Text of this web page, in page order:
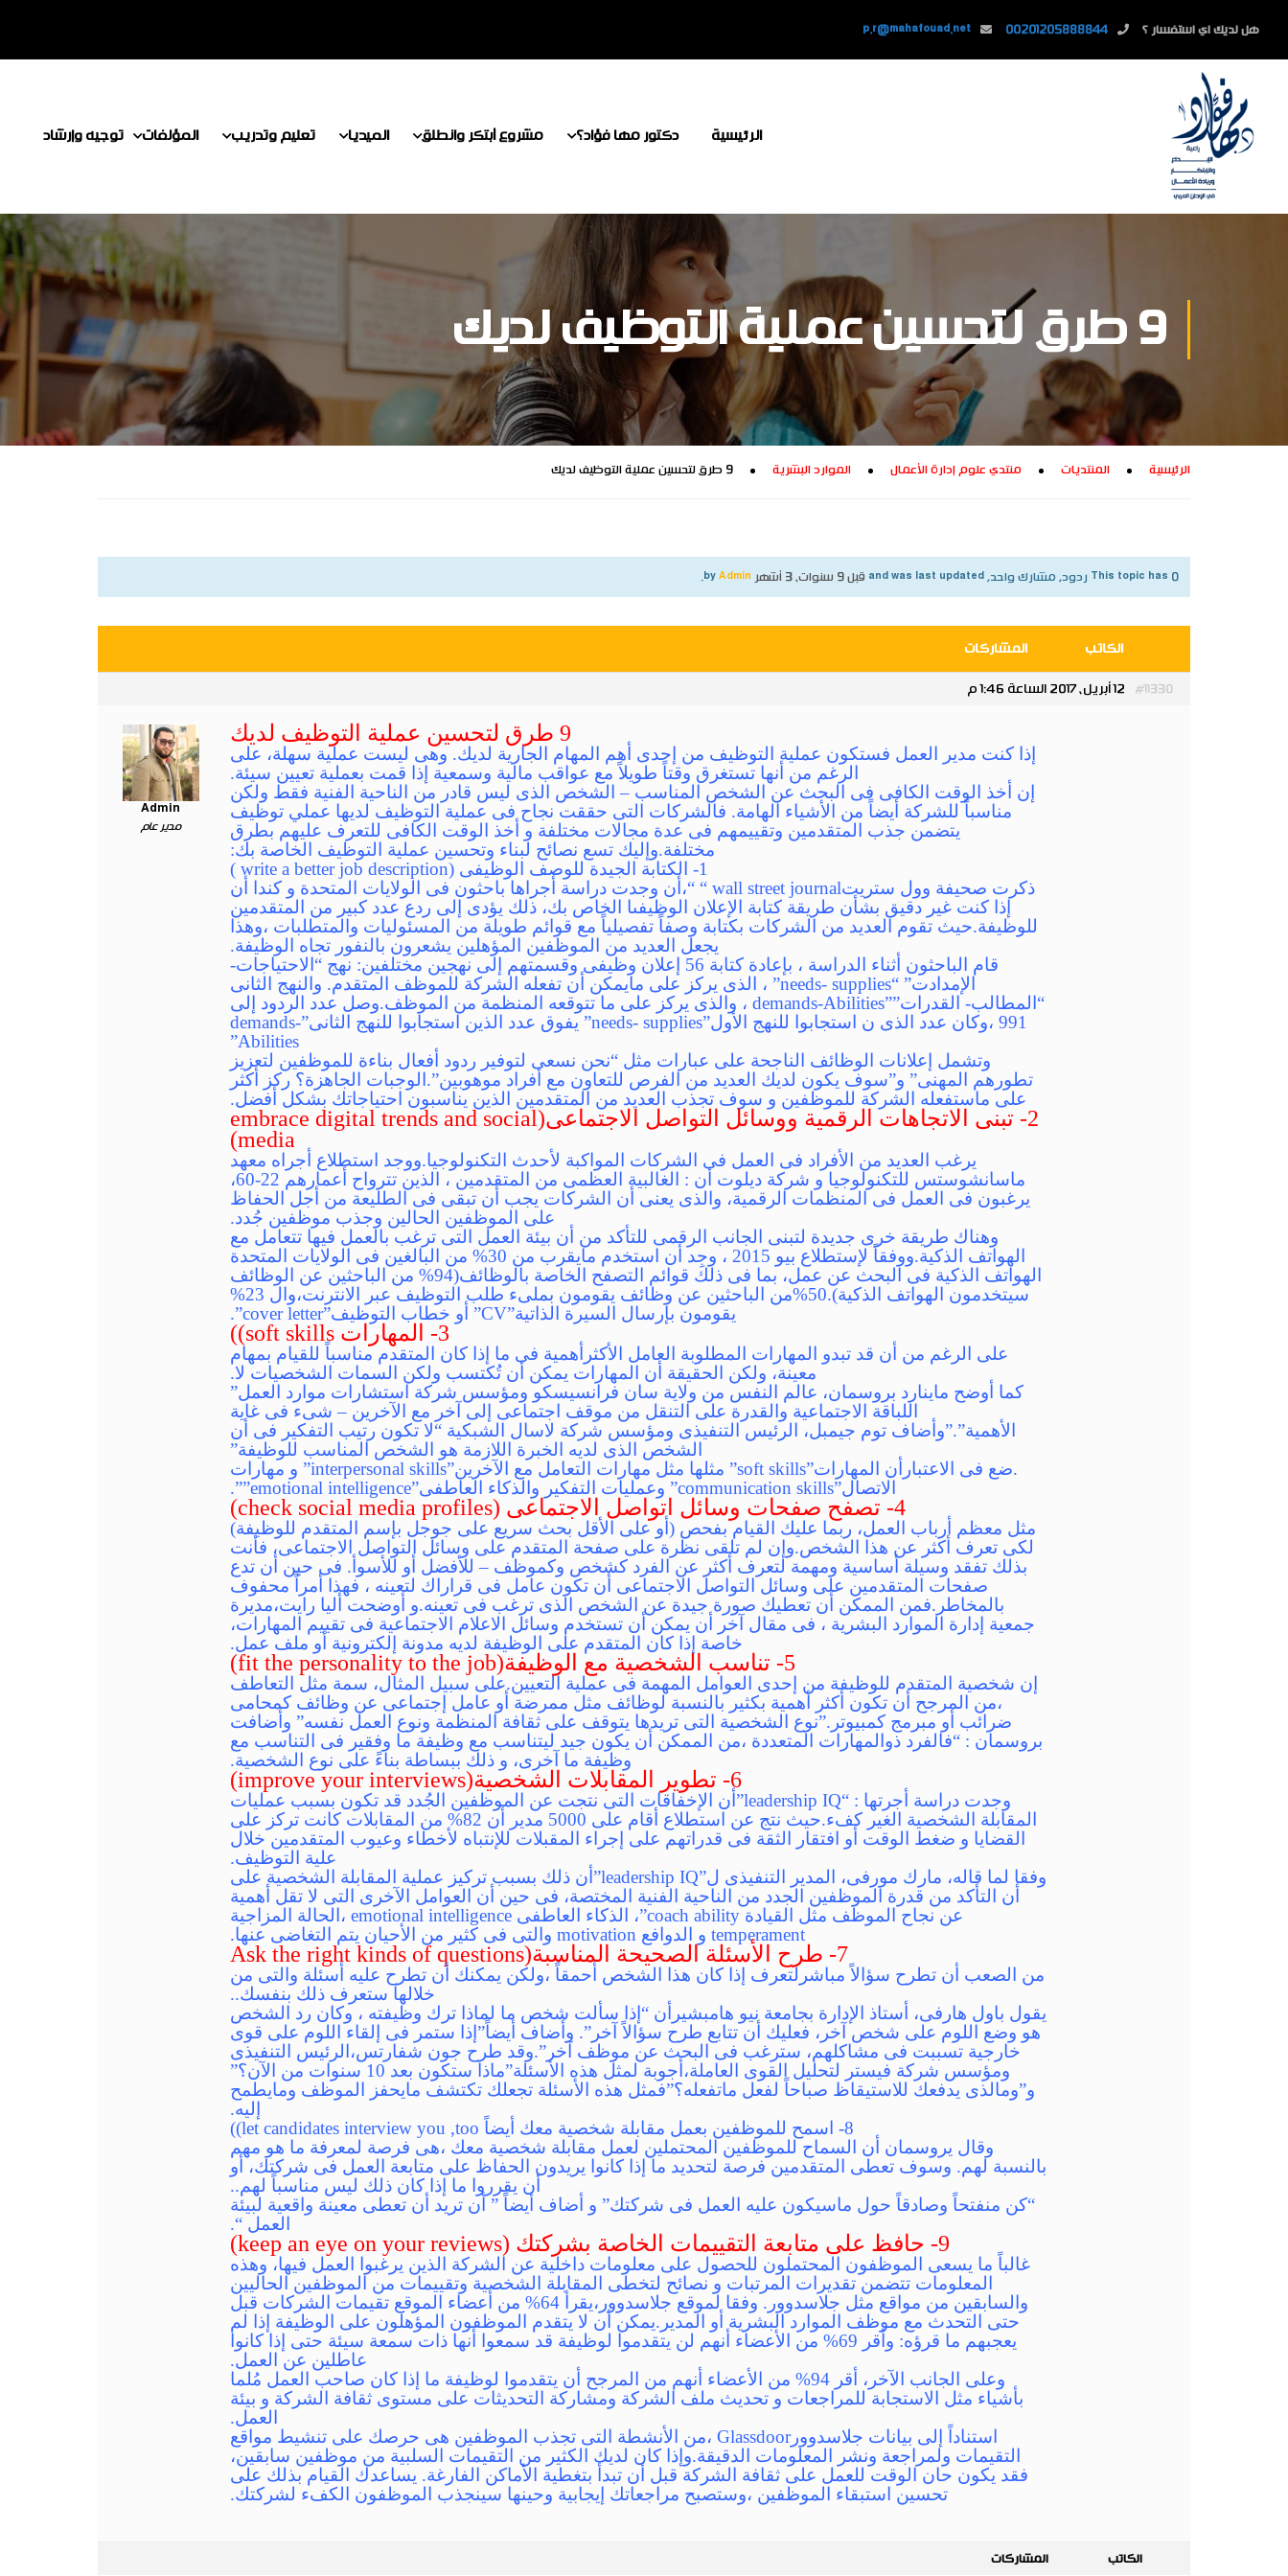
هل لديك اي استفسار ؟ 00201205888844
p.r@mahafouad.net
الرئيسية دكتور مها فؤاد؟ مشروع أبتكر وانطلق الميديا تعليم وتدريب المؤلفات توجيه وإرشاد
9 طرق لتحسين عملية التوظيف لديك
الرئيسية المنتديات منتدي علوم إدارة الأعمال الموارد البشرية 9 طرق لتحسين عملية التوظيف لديك
This topic has 0 ردود, مشارك واحد, and was last updated قبل 9 سنوات، 3 أشهر Admin
الكاتب المشاركات
12 أبريل، 2017 الساعة 1:46 م #11330
Admin
مدير عام
9 طرق لتحسين عملية التوظيف لديك
إذا كنت مدير العمل فستكون عملية التوظيف من إحدى أهم المهام الجارية لديك. وهى ليست عملية سهلة، على
الرغم من أنها تستغرق وقتاً طويلاً مع عواقب مالية وسمعية إذا قمت بعملية تعيين سيئة.
إن أخذ الوقت الكافى فى البحث عن الشخص المناسب – الشخص الذى ليس قادر من الناحية الفنية فقط ولكن
مناسباً للشركة أيضاً من الأشياء الهامة. فالشركات التى حققت نجاح فى عملية التوظيف لديها عملي توظيف
يتضمن جذب المتقدمين وتقييمهم فى عدة مجالات مختلفة و أخذ الوقت الكافى للتعرف عليهم بطرق
مختلفة.وإليك تسع نصائح لبناء وتحسين عملية التوظيف الخاصة بك:
1- الكتابة الجيدة للوصف الوظيفى (write a better job description )
ذكرت صحيفة وول ستريتwall street journal “ “،أن وجدت دراسة أجراها باحثون فى الولايات المتحدة و كندا أن
إذا كنت غير دقيق بشأن طريقة كتابة الإعلان الوظيفىا الخاص بك، ذلك يؤدى إلى ردع عدد كبير من المتقدمين
للوظيفة.حيث تقوم العديد من الشركات بكتابة وصفاً تفصيلياً مع قوائم طويلة من المسئوليات والمتطلبات ،وهذا
يجعل العديد من الموظفين المؤهلين يشعرون بالنفور تجاه الوظيفة.
قام الباحثون أثناء الدراسة ، بإعادة كتابة 56 إعلان وظيفى وقسمتهم إلى نهجين مختلفين: نهج “الاحتياجات-
الإمدادت” “needs- supplies” ، الذى يركز على مايمكن أن تفعله الشركة للموظف المتقدم. والنهج الثانى
“المطالب- القدرات””demands-Abilities ، والذى يركز على ما تتوقعه المنظمة من الموظف.وصل عدد الردود إلى
991 ،وكان عدد الذى ن استجابوا للنهج الأول”needs- supplies” يفوق عدد الذين استجابوا للنهج الثانى”demands-
Abilities”
وتشمل إعلانات الوظائف الناجحة على عبارات مثل “نحن نسعى لتوفير ردود أفعال بناءة للموظفين لتعزيز
تطورهم المهنى” و”سوف يكون لديك العديد من الفرص للتعاون مع أفراد موهوبين”.الوجبات الجاهزة؟ ركز أكثر
على ماستفعله الشركة للموظفين و سوف تجذب العديد من المتقدمين الذين يناسبون احتياجاتك بشكل أفضل.
2- تبنى الاتجاهات الرقمية ووسائل التواصل الاجتماعى(embrace digital trends and social
media)
يرغب العديد من الأفراد فى العمل فى الشركات المواكبة لأحدث التكنولوجيا.ووجد استطلاع أجراه معهد
ماسانشوستس للتكنولوجيا و شركة ديلوت أن : الغالبية العظمى من المتقدمين ، الذين تترواح أعمارهم 22-60،
يرغبون فى العمل فى المنظمات الرقمية، والذى يعنى أن الشركات يجب أن تبقى فى الطليعة من أجل الحفاظ
على الموظفين الحالين وجذب موظفين جُدد.
وهناك طريقة خرى جديدة لتبنى الجانب الرقمى للتأكد من أن بيئة العمل التى ترغب بالعمل فيها تتعامل مع
الهواتف الذكية.ووفقاً لإستطلاع بيو 2015 ، وجِد أن استخدم مايقرب من 30% من البالغين فى الولايات المتحدة
الهواتف الذكية فى البحث عن عمل، بما فى ذلك قوائم التصفح الخاصة بالوظائف(94% من الباحثين عن الوظائف
سيتخدمون الهواتف الذكية).50%من الباحثين عن وظائف يقومون بملىء طلب التوظيف عبر الانترنت،وال 23%
يقومون بإرسال السيرة الذاتية”CV” أو خطاب التوظيف”cover letter”.
3- المهارات soft skills))
على الرغم من أن قد تبدو المهارات المطلوبة العامل الأكثرأهمية فى ما إذا كان المتقدم مناسباً للقيام بمهام
معينة، ولكن الحقيقة أن المهارات يمكن أن تُكتسب ولكن السمات الشخصيات لا.
كما أوضح ماينارد بروسمان، عالم النفس من ولاية سان فرانسيسكو ومؤسس شركة استشارات موارد العمل”
اللباقة الاجتماعية والقدرة على التنقل من موقف اجتماعى إلى آخر مع الآخرين – شىء فى غاية
الأهمية”.”وأضاف توم جيمبل، الرئيس التنفيذى ومؤسس شركة لاسال الشبكية “لا تكون رتيب التفكير فى أن
الشخص الذى لديه الخبرة اللازمة هو الشخص المناسب للوظيفة”
.ضع فى الاعتبارأن المهارات”soft skills” مثلها مثل مهارات التعامل مع الآخرين”interpersonal skills” و مهارات
الاتصال”communication skills” وعمليات التفكير والذكاء العاطفى”emotional intelligence””.
4- تصفح صفحات وسائل اتواصل الاجتماعى (check social media profiles)
مثل معظم أرباب العمل، ربما عليك القيام بفحص (أو على الأقل بحث سريع على جوجل بإسم المتقدم للوظيفة)
لكى تعرف أكثر عن هذا الشخص.وإن لم تلقى نظرة على صفحة المتقدم على وسائل التواصل الاجتماعى، فأنت
بذلك تفقد وسيلة أساسية ومهمة لتعرف أكثر عن الفرد كشخص وكموظف – للأفضل أو للأسوأ. فى حين أن تدع
صفحات المتقدمين على وسائل التواصل الاجتماعى أن تكون عامل فى قراراك لتعينه ، فهذا أمراً محفوف
بالمخاطر.فمن الممكن أن تعطيك صورة جيدة عن الشخص الذى ترغب فى تعينه.و أوضحت أليا رايت،مديرة
جمعية إدارة الموارد البشرية ، فى مقال آخر أن يمكن أن تستخدم وسائل الاعلام الاجتماعية فى تقييم المهارات،
خاصة إذا كان المتقدم على الوظيفة لديه مدونة إلكترونية أو ملف عمل.
5- تناسب الشخصية مع الوظيفة(fit the personality to the job)
إن شخصية المتقدم للوظيفة من إحدى العوامل المهمة فى عملية التعيين.على سبيل المثال، سمة مثل التعاطف
،من المرجح أن تكون أكثر أهمية بكثير بالنسبة لوظائف مثل ممرضة أو عامل إجتماعى عن وظائف كمحامى
ضرائب أو مبرمج كمبيوتر.”نوع الشخصية التى تريدها يتوقف على ثقافة المنظمة ونوع العمل نفسه” وأضافت
بروسمان : “فالفرد ذوالمهارات المتعددة ،من الممكن أن يكون جيد ليتناسب مع وظيفة ما وفقير فى التناسب مع
وظيفة ما آخرى، و ذلك ببساطة بناءً على نوع الشخصية.
6- تطوير المقابلات الشخصية(improve your interviews)
وجدت دراسة أجرتها : “leadership IQ”أن الإخفاقات التى نتجت عن الموظفين الجُدد قد تكون بسبب عمليات
المقابلة الشخصية الغير كفء.حيث نتج عن استطلاع أقام على 5000 مدير أن 82% من المقابلات كانت تركز على
القضايا و ضغط الوقت أو افتقار الثقة فى قدراتهم على إجراء المقبلات للإنتباه لأخطاء وعيوب المتقدمين خلال
علية التوظيف.
وفقا لما قاله، مارك مورفى، المدير التنفيذى ل”leadership IQ”أن ذلك بسبب تركيز عملية المقابلة الشخصية على
أن التأكد من قدرة الموظفين الجدد من الناحية الفنية المختصة، فى حين أن العوامل الآخرى التى لا تقل أهمية
عن نجاح الموظف مثل القيادة coach ability”، الذكاء العاطفى emotional intelligence ،الحالة المزاجية
temperament و الدوافع motivation والتى فى كثير من الأحيان يتم التغاضى عنها.
7- طرح الأسئلة الصحيحة المناسبة(Ask the right kinds of questions
من الصعب أن تطرح سؤالاً مباشرلتعرف إذا كان هذا الشخص أحمقاً ،ولكن يمكنك أن تطرح عليه أسئلة والتى من
خلالها ستعرف ذلك بنفسك..
يقول باول هارفى، أستاذ الإدارة بجامعة نيو هامبشيرأن “إذا سألت شخص ما لماذا ترك وظيفته ، وكان رد الشخص
هو وضع اللوم على شخص آخر، فعليك أن تتابع طرح سؤالاً آخر”. وأضاف أيضاً”إذا ستمر فى إلقاء اللوم على قوى
خارجية تسببت فى مشاكلهم، سترغب فى البحث عن موظف آخر”.وقد طرح جون شفارتس،الرئيس التنفيذى
ومؤسس شركة فيستر لتحليل القوى العاملة،أجوبة لمثل هذه الأسئلة”ماذا ستكون بعد 10 سنوات من الآن؟”
و”ومالذى يدفعك للاستيقاظ صباحاً لفعل ماتفعله؟”فمثل هذه الأسئلة تجعلك تكتشف مايحفز الموظف ومايطمح
إليه.
8- اسمح للموظفين بعمل مقابلة شخصية معك أيضاً let candidates interview you ,too))
وقال يروسمان أن السماح للموظفين المحتملين لعمل مقابلة شخصية معك ،هى فرصة لمعرفة ما هو مهم
بالنسبة لهم. وسوف تعطى المتقدمين فرصة لتحديد ما إذا كانوا يريدون الحفاظ على متابعة العمل فى شركتك، أو
أن يقرروا ما إذا كان ذلك ليس مناسباً لهم..
“كن منفتحاً وصادقاً حول ماسيكون عليه العمل فى شركتك” و أضاف أيضاً ” أن تريد أن تعطى معينة واقعية لبيئة
العمل “.
9- حافظ على متابعة التقييمات الخاصة بشركتك (keep an eye on your reviews)
غالباً ما يسعى الموظفون المحتملون للحصول على معلومات داخلية عن الشركة الذين يرغبوا العمل فيها، وهذه
المعلومات تتضمن تقديرات المرتبات و نصائح لتخطى المقابلة الشخصية وتقييمات من الموظفين الحاليين
والسابقين من مواقع مثل جلاسدوور. وفقا لموقع جلاسدوور،يقرأ 64% من أعضاء الموقع تقيمات الشركات قبل
حتى التحدث مع موظف الموارد البشرية أو المدير.يمكن أن لا يتقدم الموظفون المؤهلون على الوظيفة إذا لم
يعجبهم ما قرؤه: وأقر 69% من الأعضاء أنهم لن يتقدموا لوظيفة قد سمعوا أنها ذات سمعة سيئة حتى إذا كانوا
عاطلين عن العمل.
وعلى الجانب الآخر، أقر 94% من الأعضاء أنهم من المرجح أن يتقدموا لوظيفة ما إذا كان صاحب العمل مُلما
بأشياء مثل الاستجابة للمراجعات و تحديث ملف الشركة ومشاركة التحديثات على مستوى ثقافة الشركة و بيئة
العمل.
استناداً إلى بيانات جلاسدوورGlassdoor ،من الأنشطة التى تجذب الموظفين هى حرصك على تنشيط مواقع
التقيمات ولمراجعة ونشر المعلومات الدقيقة.وإذا كان لديك الكثير من التقيمات السلبية من موظفين سابقين،
فقد يكون حان الوقت للعمل على ثقافة الشركة قبل أن تبدأ بتغطية الأماكن الفارغة. يساعدك القيام بذلك على
تحسين استبقاء الموظفين ،وستصبح مراجعاتك إيجابية وحينها سينجذب الموظفون الكفء لشركتك.
الكاتب المشاركات